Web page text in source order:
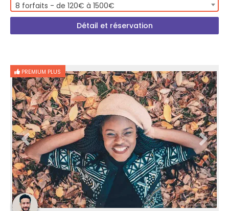
8 forfaits - de 120€ à 1500€
Détail et réservation
PREMIUM PLUS